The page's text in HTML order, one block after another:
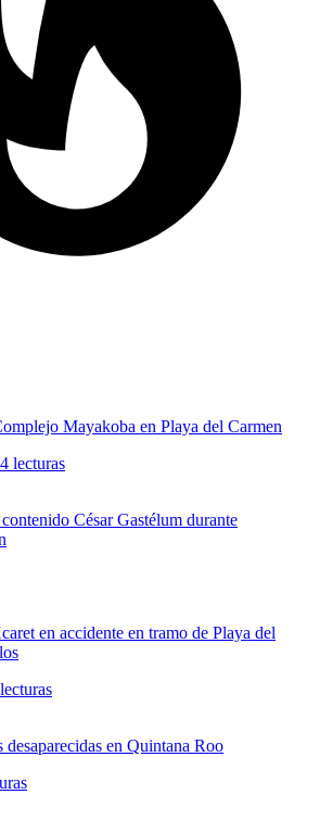
Mayakoba en Playa del Carmen
lecturas
César Gastélum durante
en accidente en tramo de Playa del
lecturas
desaparecidas en Quintana Roo